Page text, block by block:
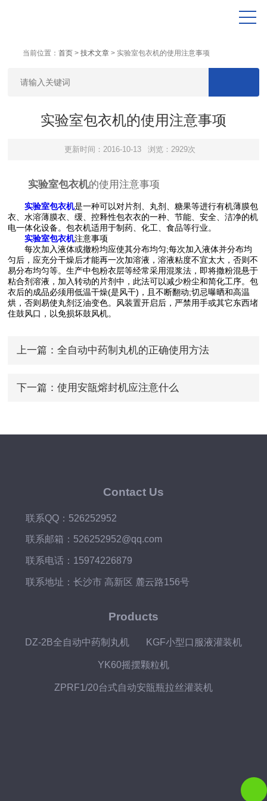
当前位置：首页 >技术文章 > 实验室包衣机的使用注意事项
实验室包衣机的使用注意事项
更新时间：2016-10-13 浏览：2929次
实验室包衣机的使用注意事项
实验室包衣机是一种可以对片剂、丸剂、糖果等进行有机薄膜包
衣、水溶薄膜衣、缓、控释性包衣衣的一种、节能、安全、洁净的机
电一体化设备。包衣机适用于制药、化工、食品等行业。
实验室包衣机注意事项
每次加入液体或撤粉均应使其分布均匀;每次加入液体并分布均
匀后，应充分干燥后才能再一次加溶液，溶液粘度不宜太大，否则不
易分布均匀等。生产中包粉衣层等经常采用混浆法，即将撒粉混悬于
粘合剂溶液，加入转动的片剂中，此法可以减少粉尘和简化工序。包
衣后的成品必须用低温干燥(是风干)，且不断翻动;切忌曝晒和高温
烘，否则易使丸剂泛油变色。风装置开启后，严禁用手或其它东西堵
住鼓风口，以免损坏鼓风机。
上一篇： 全自动中药制丸机的正确使用方法
下一篇： 使用安瓿熔封机应注意什么
Contact Us
联系QQ：526252952
联系邮箱：526252952@qq.com
联系电话：15974226879
联系地址：长沙市 高新区 麓云路156号
Products
DZ-2B全自动中药制丸机 KGF小型口服液灌装机
YK60摇摆颗粒机
ZPRF1/20台式自动安瓿瓶拉丝灌装机